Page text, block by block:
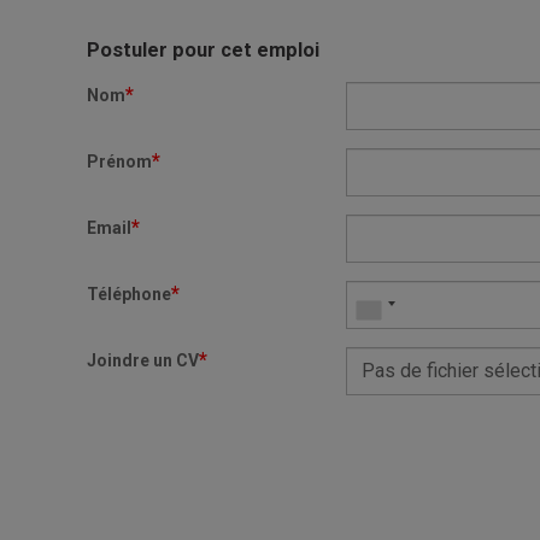
Postuler pour cet emploi
Nom*
Prénom*
Email *
Téléphone*
Joindre un CV* Pas de fichier